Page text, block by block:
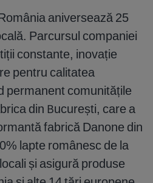
aniversează 25
Parcursul companiei
constante, inovație
pentru calitatea
permanent comunitățile
din București, care a
fabrică Danone din
lapte românesc de la
și asigură produse